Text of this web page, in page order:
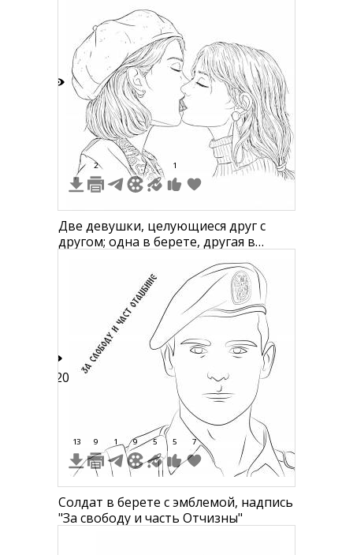
2 1
Две девушки, целующиеся друг с
другом; одна в берете, другая в
120
13 9 1 9 5 5 7
Солдат в берете с эмблемой, надпись
"За свободу и часть Отчизны"